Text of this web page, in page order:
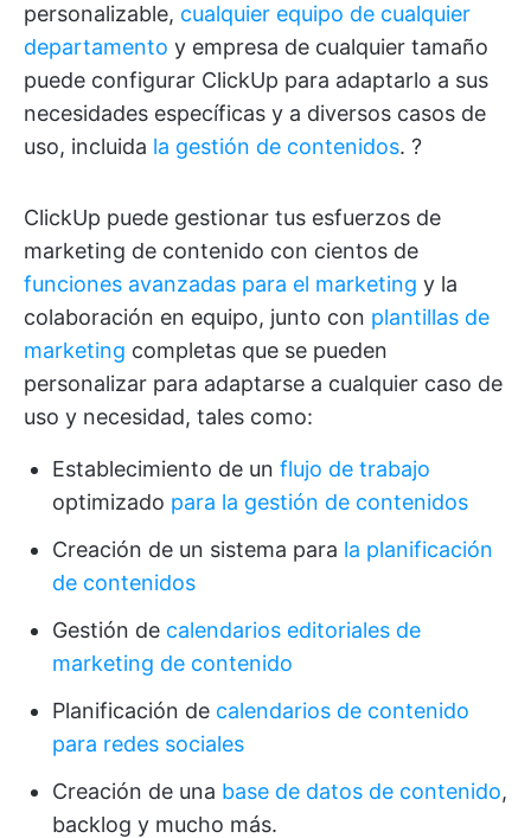
personalizable, cualquier equipo de cualquier
departamento y empresa de cualquier tamaño
puede configurar ClickUp para adaptarlo a sus
necesidades específicas y a diversos casos de
uso, incluida la gestión de contenidos. ?
ClickUp puede gestionar tus esfuerzos de
marketing de contenido con cientos de
funciones avanzadas para el marketing y la
colaboración en equipo, junto con plantillas de
marketing completas que se pueden
personalizar para adaptarse a cualquier caso de
uso y necesidad, tales como:
Establecimiento de un flujo de trabajo
optimizado para la gestión de contenidos
Creación de un sistema para la planificación
de contenidos
Gestión de calendarios editoriales de
marketing de contenido
Planificación de calendarios de contenido
para redes sociales
Creación de una base de datos de contenido,
backlog y mucho más.